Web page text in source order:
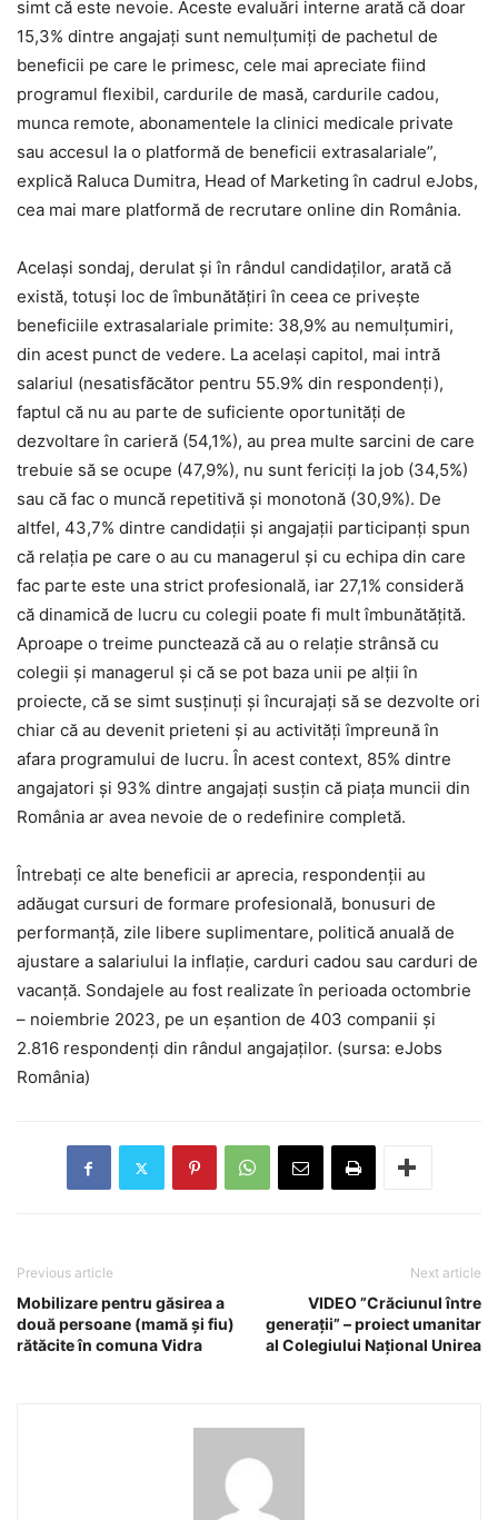
simt că este nevoie. Aceste evaluări interne arată că doar
15,3% dintre angajați sunt nemulțumiți de pachetul de
beneficii pe care le primesc, cele mai apreciate fiind
programul flexibil, cardurile de masă, cardurile cadou,
munca remote, abonamentele la clinici medicale private
sau accesul la o platformă de beneficii extrasalariale”,
explică Raluca Dumitra, Head of Marketing în cadrul eJobs,
cea mai mare platformă de recrutare online din România.
Același sondaj, derulat și în rândul candidaților, arată că
există, totuși loc de îmbunătățiri în ceea ce privește
beneficiile extrasalariale primite: 38,9% au nemulțumiri,
din acest punct de vedere. La același capitol, mai intră
salariul (nesatisfăcător pentru 55.9% din respondenți),
faptul că nu au parte de suficiente oportunități de
dezvoltare în carieră (54,1%), au prea multe sarcini de care
trebuie să se ocupe (47,9%), nu sunt fericiți la job (34,5%)
sau că fac o muncă repetitivă și monotonă (30,9%). De
altfel, 43,7% dintre candidații și angajații participanți spun
că relația pe care o au cu managerul și cu echipa din care
fac parte este una strict profesională, iar 27,1% consideră
că dinamică de lucru cu colegii poate fi mult îmbunătățită.
Aproape o treime punctează că au o relație strânsă cu
colegii și managerul și că se pot baza unii pe alții în
proiecte, că se simt susținuți și încurajați să se dezvolte ori
chiar că au devenit prieteni și au activități împreună în
afara programului de lucru. În acest context, 85% dintre
angajatori și 93% dintre angajați susțin că piața muncii din
România ar avea nevoie de o redefinire completă.
Întrebați ce alte beneficii ar aprecia, respondenții au
adăugat cursuri de formare profesională, bonusuri de
performanță, zile libere suplimentare, politică anuală de
ajustare a salariului la inflație, carduri cadou sau carduri de
vacanță. Sondajele au fost realizate în perioada octombrie
– noiembrie 2023, pe un eșantion de 403 companii și
2.816 respondenți din rândul angajaților. (sursa: eJobs
România)
Previous article
Mobilizare pentru găsirea a
două persoane (mamă și fiu)
rătăcite în comuna Vidra
Next article
VIDEO ”Crăciunul între
generații” – proiect umanitar
al Colegiului Național Unirea